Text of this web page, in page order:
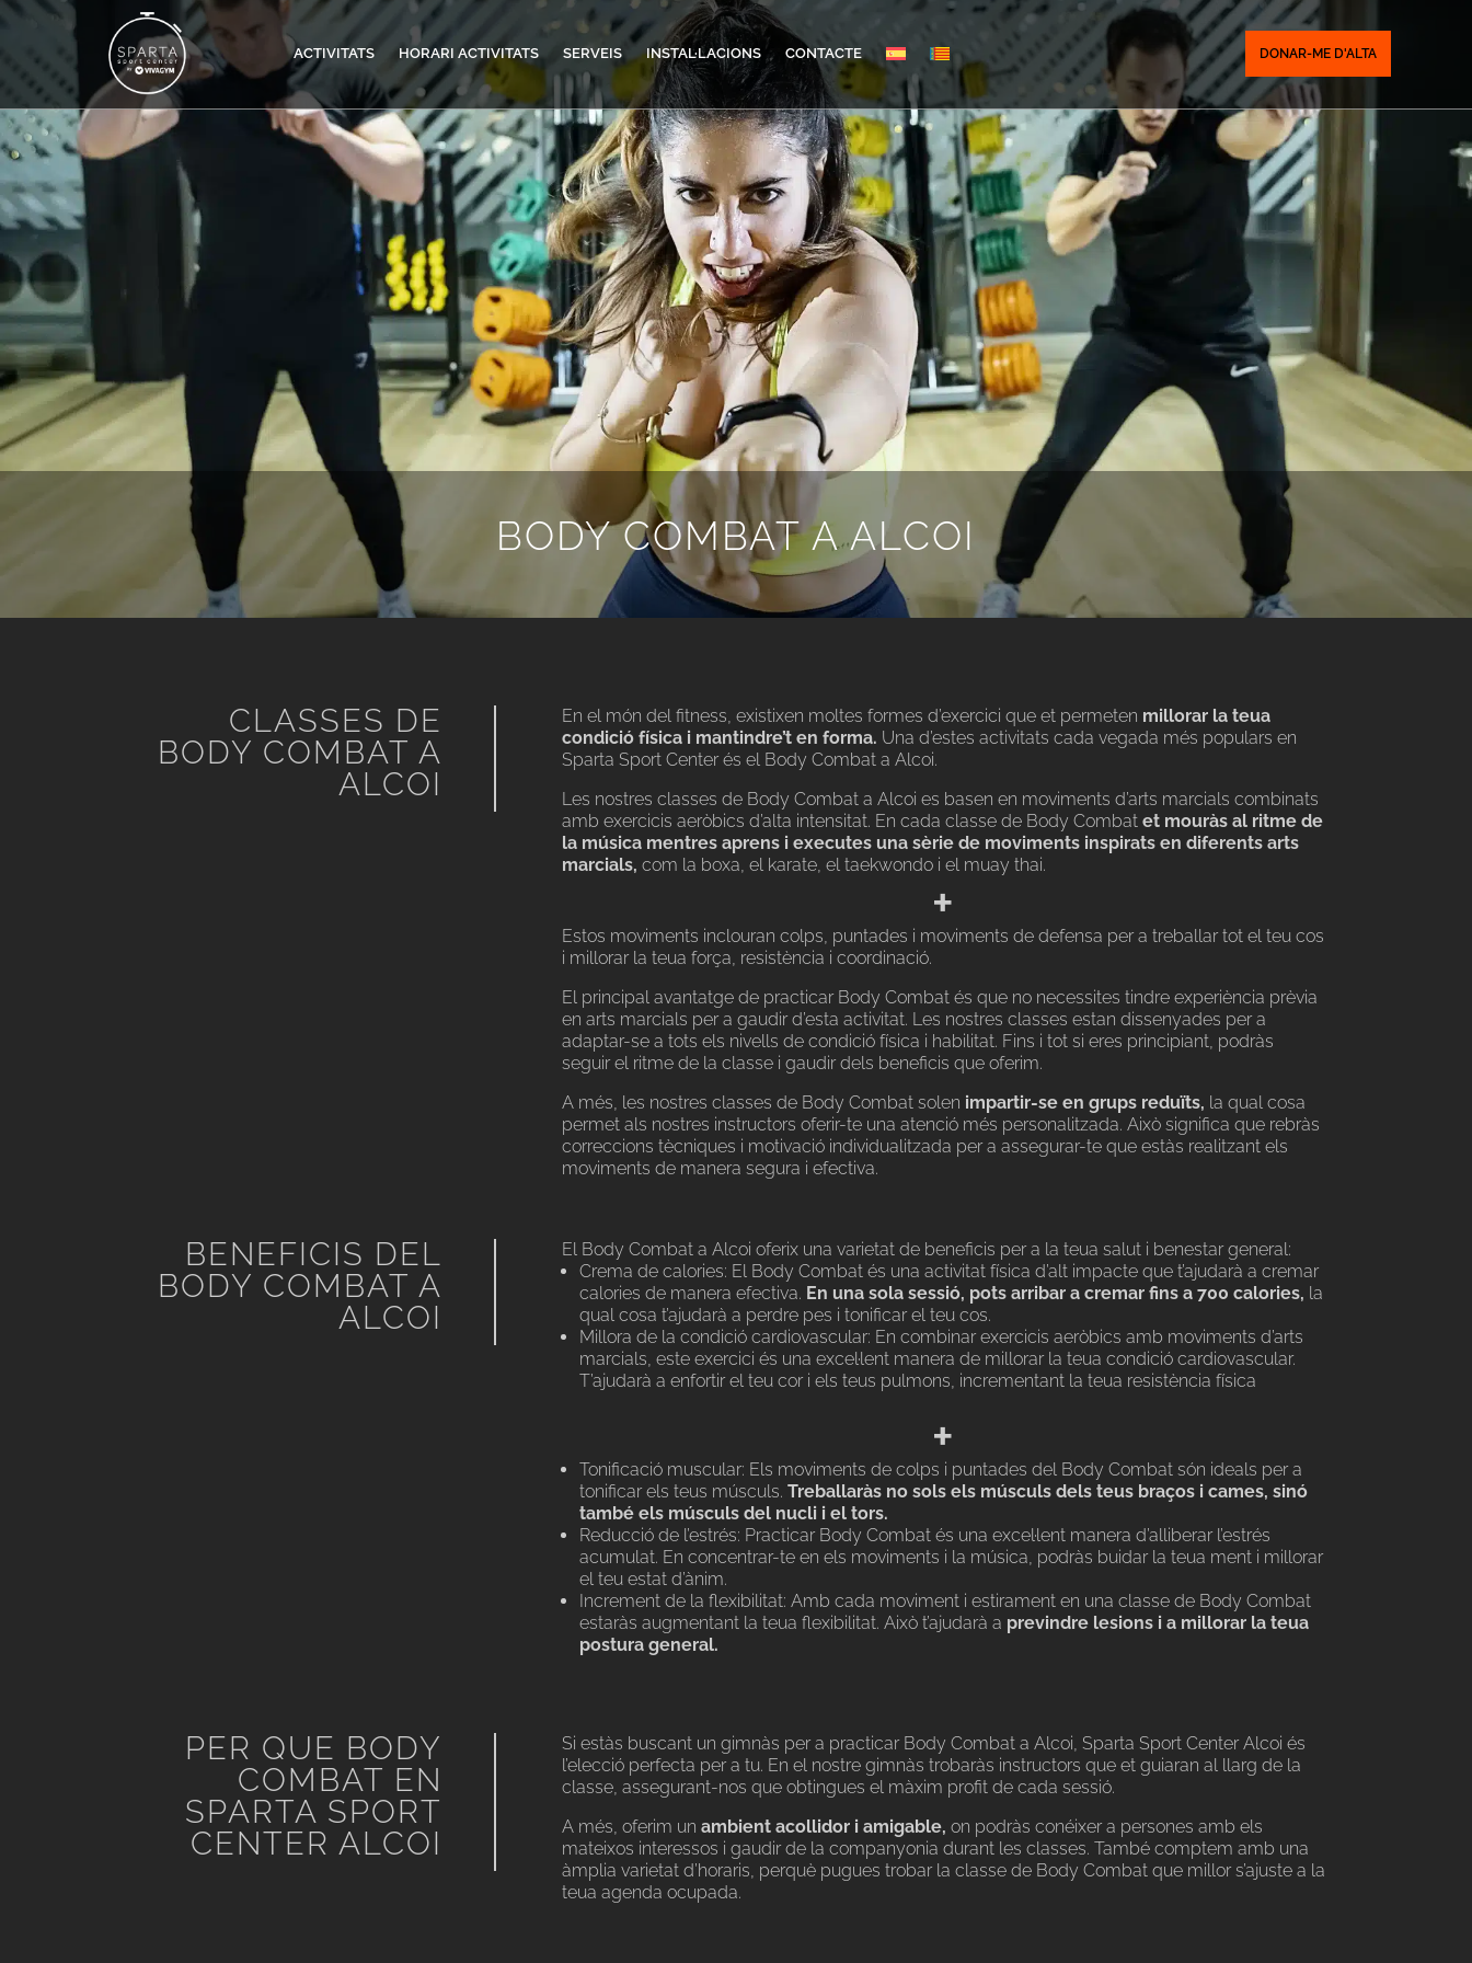
ACTIVITATS HORARI ACTIVITATS SERVEIS INSTAL·LACIONS CONTACTE DONAR-ME D'ALTA
BODY COMBAT A ALCOI
CLASSES DE
BODY COMBAT A
ALCOI
En el món del fitness, existixen moltes formes d’exercici que et permeten millorar la teua
condició física i mantindre’t en forma. Una d’estes activitats cada vegada més populars en
Sparta Sport Center és el Body Combat a Alcoi.
Les nostres classes de Body Combat a Alcoi es basen en moviments d’arts marcials combinats
amb exercicis aeròbics d’alta intensitat. En cada classe de Body Combat et mouràs al ritme de
la música mentres aprens i executes una sèrie de moviments inspirats en diferents arts
marcials, com la boxa, el karate, el taekwondo i el muay thai.
+
Estos moviments inclouran colps, puntades i moviments de defensa per a treballar tot el teu cos
i millorar la teua força, resistència i coordinació.
El principal avantatge de practicar Body Combat és que no necessites tindre experiència prèvia
en arts marcials per a gaudir d’esta activitat. Les nostres classes estan dissenyades per a
adaptar-se a tots els nivells de condició física i habilitat. Fins i tot si eres principiant, podràs
seguir el ritme de la classe i gaudir dels beneficis que oferim.
A més, les nostres classes de Body Combat solen impartir-se en grups reduïts, la qual cosa
permet als nostres instructors oferir-te una atenció més personalitzada. Això significa que rebràs
correccions tècniques i motivació individualitzada per a assegurar-te que estàs realitzant els
moviments de manera segura i efectiva.
BENEFICIS DEL
BODY COMBAT A
ALCOI
El Body Combat a Alcoi oferix una varietat de beneficis per a la teua salut i benestar general:
Crema de calories: El Body Combat és una activitat física d’alt impacte que t’ajudarà a cremar
calories de manera efectiva. En una sola sessió, pots arribar a cremar fins a 700 calories, la
qual cosa t’ajudarà a perdre pes i tonificar el teu cos.
Millora de la condició cardiovascular: En combinar exercicis aeròbics amb moviments d’arts
marcials, este exercici és una excel·lent manera de millorar la teua condició cardiovascular.
T’ajudarà a enfortir el teu cor i els teus pulmons, incrementant la teua resistència física
+
Tonificació muscular: Els moviments de colps i puntades del Body Combat són ideals per a
tonificar els teus músculs. Treballaràs no sols els músculs dels teus braços i cames, sinó
també els músculs del nucli i el tors.
Reducció de l’estrés: Practicar Body Combat és una excel·lent manera d’alliberar l’estrés
acumulat. En concentrar-te en els moviments i la música, podràs buidar la teua ment i millorar
el teu estat d’ànim.
Increment de la flexibilitat: Amb cada moviment i estirament en una classe de Body Combat
estaràs augmentant la teua flexibilitat. Això t’ajudarà a previndre lesions i a millorar la teua
postura general.
PER QUE BODY
COMBAT EN
SPARTA SPORT
CENTER ALCOI
Si estàs buscant un gimnàs per a practicar Body Combat a Alcoi, Sparta Sport Center Alcoi és
l’elecció perfecta per a tu. En el nostre gimnàs trobaràs instructors que et guiaran al llarg de la
classe, assegurant-nos que obtingues el màxim profit de cada sessió.
A més, oferim un ambient acollidor i amigable, on podràs conéixer a persones amb els
mateixos interessos i gaudir de la companyonia durant les classes. També comptem amb una
àmplia varietat d’horaris, perquè pugues trobar la classe de Body Combat que millor s’ajuste a la
teua agenda ocupada.